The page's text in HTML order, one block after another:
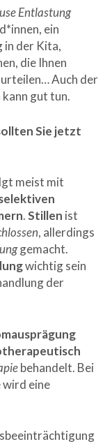
Entlastung
ein
in der Kita,
die Ihnen
Auch der
gut tun.
Sie jetzt
meist mit
.Stillen ist
, allerdings
gemacht.
wichtig sein
der
behandelt. Bei
eine